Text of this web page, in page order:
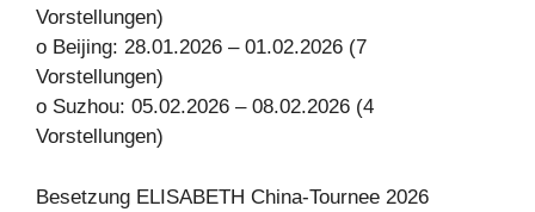
Vorstellungen)
o Beijing: 28.01.2026 – 01.02.2026 (7
Vorstellungen)
o Suzhou: 05.02.2026 – 08.02.2026 (4
Vorstellungen)
Besetzung ELISABETH China-Tournee 2026